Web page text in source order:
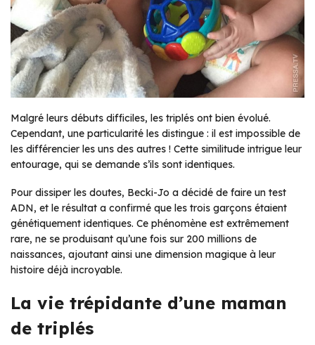
Malgré leurs débuts difficiles, les triplés ont bien évolué.
Cependant, une particularité les distingue : il est impossible de
les différencier les uns des autres ! Cette similitude intrigue leur
entourage, qui se demande s’ils sont identiques.
Pour dissiper les doutes, Becki-Jo a décidé de faire un test
ADN, et le résultat a confirmé que les trois garçons étaient
génétiquement identiques. Ce phénomène est extrêmement
rare, ne se produisant qu’une fois sur 200 millions de
naissances, ajoutant ainsi une dimension magique à leur
histoire déjà incroyable.
La vie trépidante d’une maman
de triplés